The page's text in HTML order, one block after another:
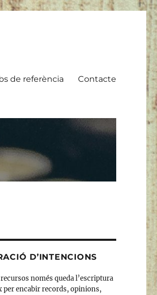
de referència Contacte
D’INTENCIONS
només queda l’escriptura
per encabir records, opinions,